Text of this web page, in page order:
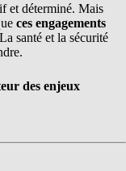
et déterminé. Mais
ces engagements
santé et la sécurité
des enjeux